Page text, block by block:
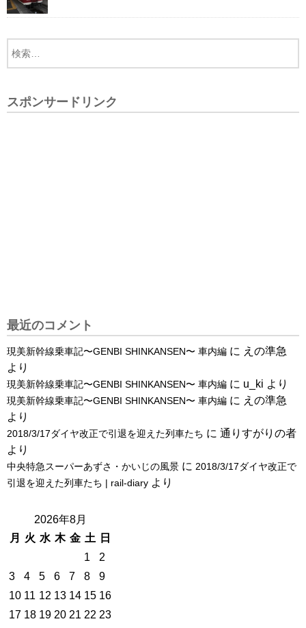
スポンサードリンク
最近のコメント
現美新幹線乗車記〜GENBI SHINKANSEN〜 車内編 に えの準急
より
現美新幹線乗車記〜GENBI SHINKANSEN〜 車内編 に u_ki より
現美新幹線乗車記〜GENBI SHINKANSEN〜 車内編 に えの準急
より
2018/3/17ダイヤ改正で引退を迎えた列車たち に 通りすがりの者
より
中央特急スーパーあずさ・かいじの風景 に 2018/3/17ダイヤ改正で
引退を迎えた列車たち | rail-diary より
2026年8月
月
火 水 木 金 土 日
1
2
3
4 5 6 7 8
9
10 11 12 13 14 15 16
17 18 19 20 21 22 23